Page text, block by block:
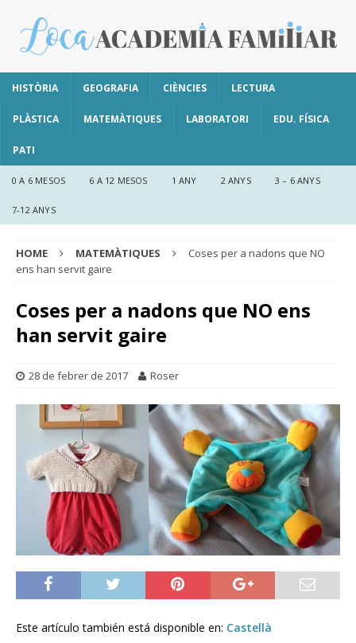
HISTÒRIA GEOGRAFIA CIÈNCIES LECTURA
PLÀSTICA MATEMÀTIQUES LABORATORI EDU. FÍSICA
PATI
0 A 6 MESOS 6 A 12 MESOS 1 ANY 2 ANYS 3 – 6 ANYS
7-12 ANYS
HOME MATEMÀTIQUES
Coses per a nadons que NO
ens han servit gaire
Coses per a nadons que NO ens
han servit gaire
28 de febrer de 2017 Roser
Este artículo también está disponible en: Castellà